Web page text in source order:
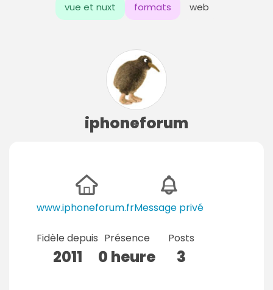
vue et nuxt formats web
iphoneforum
www.iphoneforum.frMessage privé
Fidèle depuis
2011
Présence
0 heure
Posts
3